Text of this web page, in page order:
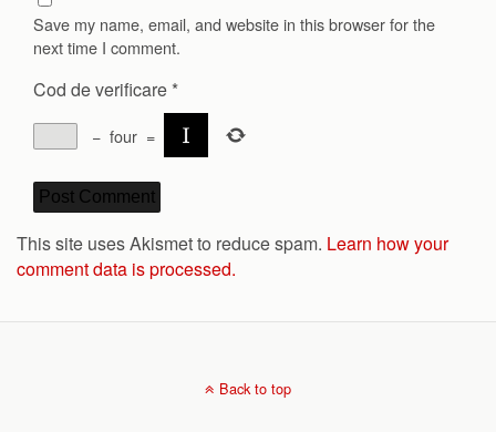
Save my name, email, and website in this browser for the
next time I comment.
Cod de verificare *
− four =
This site uses Akismet to reduce spam. Learn how your
comment data is processed.
Back to top